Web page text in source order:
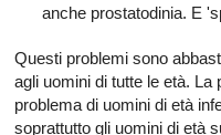
anche prostatodinia. E
Questi problemi sono
agli uomini di tutte le età.
problema di uomini di età
soprattutto gli uomini di età